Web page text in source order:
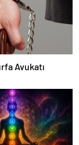
Avukatı